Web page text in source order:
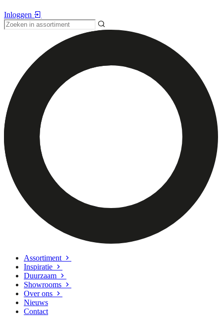
Inloggen
Assortiment
Inspiratie
Duurzaam
Showrooms
Over ons
Nieuws
Contact